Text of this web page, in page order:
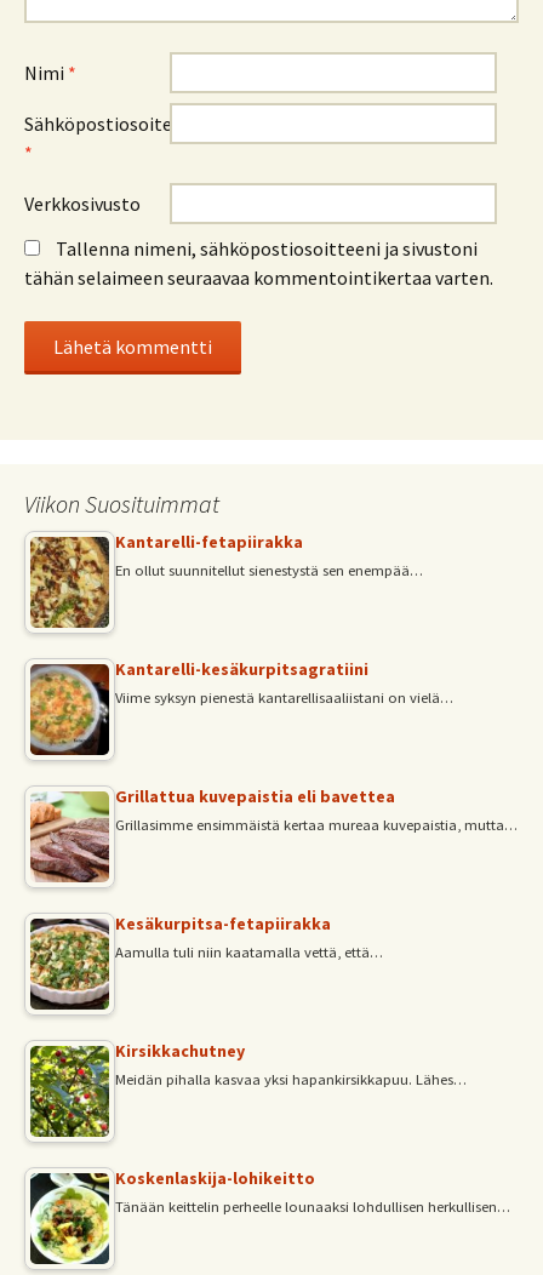
Nimi *
Sähköpostiosoite
*
Verkkosivusto
Tallenna nimeni, sähköpostiosoitteeni ja sivustoni
tähän selaimeen seuraavaa kommentointikertaa varten.
Viikon Suosituimmat
Kantarelli-fetapiirakka
En ollut suunnitellut sienestystä sen enempää…
Kantarelli-kesäkurpitsagratiini
Viime syksyn pienestä kantarellisaaliistani on vielä…
Grillattua kuvepaistia eli bavettea
Grillasimme ensimmäistä kertaa mureaa kuvepaistia, mutta…
Kesäkurpitsa-fetapiirakka
Aamulla tuli niin kaatamalla vettä, että…
Kirsikkachutney
Meidän pihalla kasvaa yksi hapankirsikkapuu. Lähes…
Koskenlaskija-lohikeitto
Tänään keittelin perheelle lounaaksi lohdullisen herkullisen…